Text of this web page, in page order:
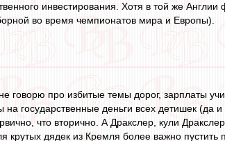
инвестирования. Хотя в той же
во время чемпионатов мира и Европы).
говорю про избитые темы дорог, зарплаты
деньги всех детишек (да
что вторично. А Дракслер, кули
дядек из Кремля более важно пустить